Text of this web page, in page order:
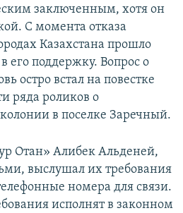
заключенным, хотя он
С момента отказа
Казахстана прошло
его поддержку. Вопрос о
остро встал на повестке
ряда роликов о
в поселке Заречный.
Отан» Алибек Альденей,
выслушал их требования
номера для связи.
исполнят в законном